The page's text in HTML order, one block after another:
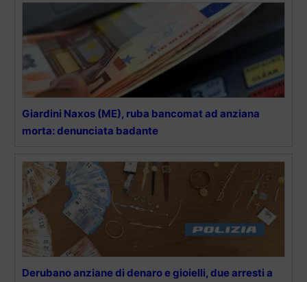
Giardini Naxos (ME), ruba bancomat ad anziana
morta: denunciata badante
Derubano anziane di denaro e gioielli, due arresti a